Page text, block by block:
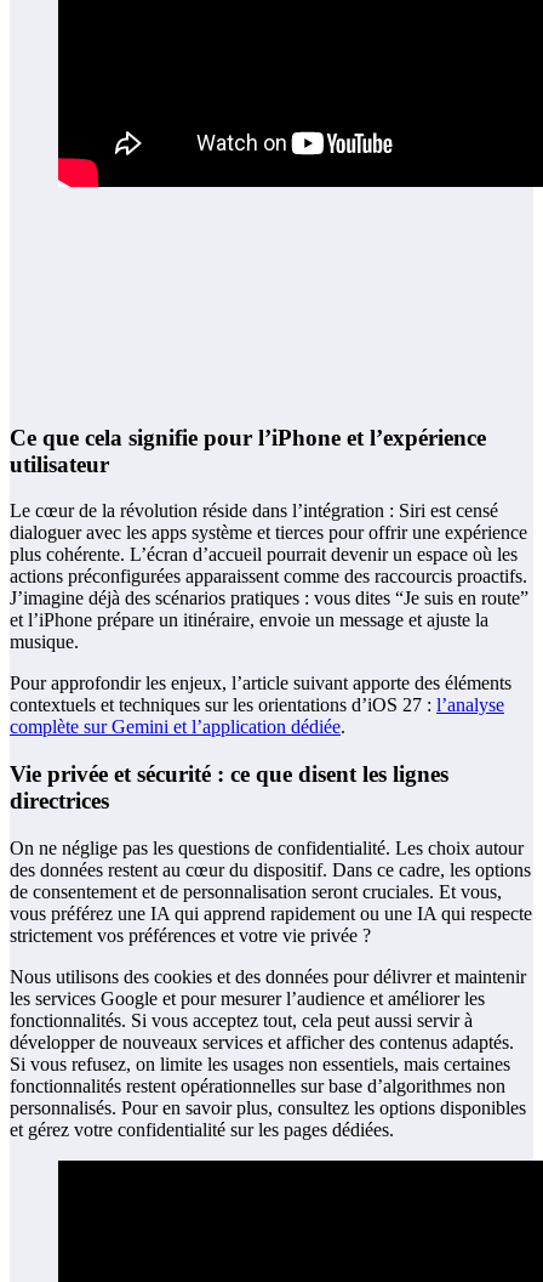
Ce que cela signifie pour l’iPhone et l’expérience
utilisateur
Le cœur de la révolution réside dans l’intégration : Siri est censé
dialoguer avec les apps système et tierces pour offrir une expérience
plus cohérente. L’écran d’accueil pourrait devenir un espace où les
actions préconfigurées apparaissent comme des raccourcis proactifs.
J’imagine déjà des scénarios pratiques : vous dites “Je suis en route”
et l’iPhone prépare un itinéraire, envoie un message et ajuste la
musique.
Pour approfondir les enjeux, l’article suivant apporte des éléments
contextuels et techniques sur les orientations d’iOS 27 : l’analyse
complète sur Gemini et l’application dédiée.
Vie privée et sécurité : ce que disent les lignes
directrices
On ne néglige pas les questions de confidentialité. Les choix autour
des données restent au cœur du dispositif. Dans ce cadre, les options
de consentement et de personnalisation seront cruciales. Et vous,
vous préférez une IA qui apprend rapidement ou une IA qui respecte
strictement vos préférences et votre vie privée ?
Nous utilisons des cookies et des données pour délivrer et maintenir
les services Google et pour mesurer l’audience et améliorer les
fonctionnalités. Si vous acceptez tout, cela peut aussi servir à
développer de nouveaux services et afficher des contenus adaptés.
Si vous refusez, on limite les usages non essentiels, mais certaines
fonctionnalités restent opérationnelles sur base d’algorithmes non
personnalisés. Pour en savoir plus, consultez les options disponibles
et gérez votre confidentialité sur les pages dédiées.